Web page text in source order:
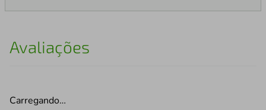
Avaliações
Carregando…